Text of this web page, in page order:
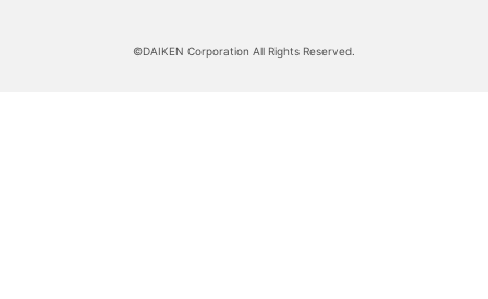
©DAIKEN Corporation All Rights Reserved.